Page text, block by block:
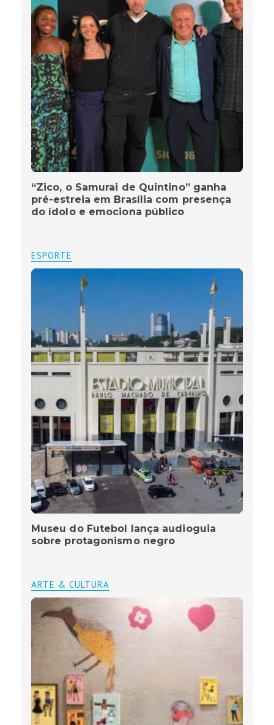
“Zico, o Samurai de Quintino” ganha
pré-estreia em Brasília com presença
do ídolo e emociona público
ESPORTE
Museu do Futebol lança audioguia
sobre protagonismo negro
ARTE & CULTURA